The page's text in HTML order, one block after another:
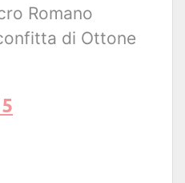
Romano
di Ottone